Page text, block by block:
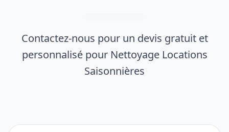
Contactez-nous pour un devis gratuit et
personnalisé pour Nettoyage Locations
Saisonnières